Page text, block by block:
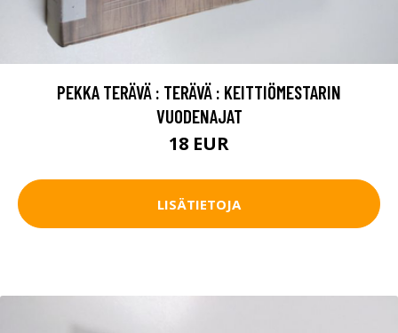
PEKKA TERÄVÄ : TERÄVÄ : KEITTIÖMESTARIN
VUODENAJAT
18 EUR
LISÄTIETOJA